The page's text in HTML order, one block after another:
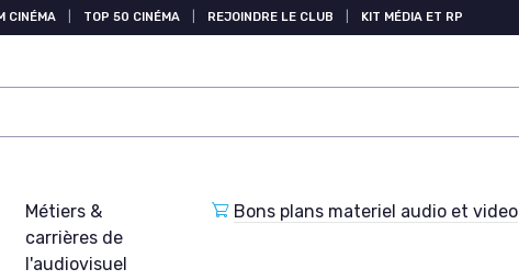
CINÉMA TOP 50 CINÉMA REJOINDRE LE CLUB KIT MÉDIA ET RP
Métiers &
carrières de
l'audiovisuel
Bons plans materiel audio et video